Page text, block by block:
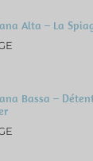
Alta – La
Bassa –